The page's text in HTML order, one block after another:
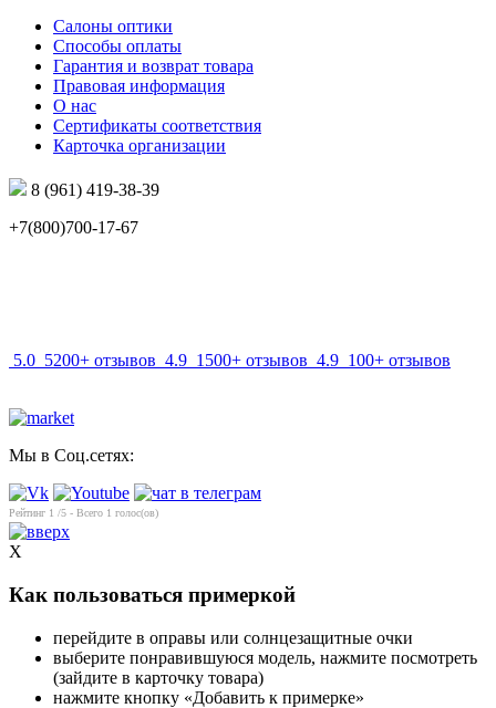
Салоны оптики
Способы оплаты
Гарантия и возврат товара
Правовая информация
О нас
Сертификаты соответствия
Карточка организации
8 (961) 419-38-39
+7(800)700-17-67
5.0 5200+ отзывов 4.9 1500+ отзывов 4.9 100+ отзывов
Мы в Соц.сетях:
Рейтинг 1 /5 - Всего 1 голос(ов)
X
Как пользоваться примеркой
перейдите в оправы или солнцезащитные очки
выберите понравившуюся модель, нажмите посмотреть
(зайдите в карточку товара)
нажмите кнопку «Добавить к примерке»